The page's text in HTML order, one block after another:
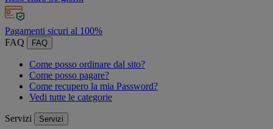
Pagamenti sicuri al 100%
FAQ
FAQ
Come posso ordinare dal sito?
Come posso pagare?
Come recupero la mia Password?
Vedi tutte le categorie
Servizi Servizi